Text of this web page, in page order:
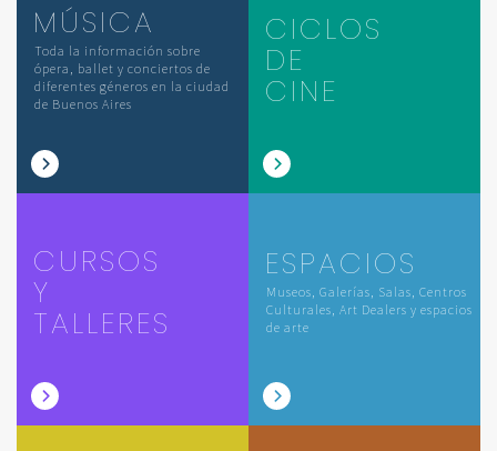
MÚSICA
Toda la información sobre
ópera, ballet y conciertos de
diferentes géneros en la ciudad
de Buenos Aires
CICLOS
DE
CINE
CURSOS
Y
TALLERES
ESPACIOS
Museos, Galerías, Salas, Centros
Culturales, Art Dealers y espacios
de arte